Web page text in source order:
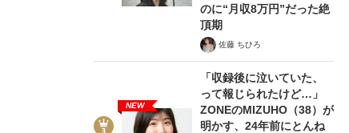
のに“月収8万円”だった絶
頂期
佐藤 ちひろ
NEW
「収録後に泣いていた、
って報じられたけど…」
ZONEのMIZUHO（38）が
明かす、24年前にとんね